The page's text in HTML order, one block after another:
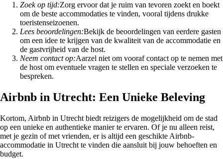
Zoek op tijd:Zorg ervoor dat je ruim van tevoren zoekt en boekt
om de beste accommodaties te vinden, vooral tijdens drukke
toeristenseizoenen.
Lees beoordelingen:Bekijk de beoordelingen van eerdere gasten
om een idee te krijgen van de kwaliteit van de accommodatie en
de gastvrijheid van de host.
Neem contact op:Aarzel niet om vooraf contact op te nemen met
de host om eventuele vragen te stellen en speciale verzoeken te
bespreken.
Airbnb in Utrecht: Een Unieke Beleving
Kortom, Airbnb in Utrecht biedt reizigers de mogelijkheid om de stad
op een unieke en authentieke manier te ervaren. Of je nu alleen reist,
met je gezin of met vrienden, er is altijd een geschikte Airbnb-
accommodatie in Utrecht te vinden die aansluit bij jouw behoeften en
budget.